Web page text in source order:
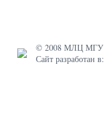
© 2008 МЛЦ МГУ
Сайт разработан в: